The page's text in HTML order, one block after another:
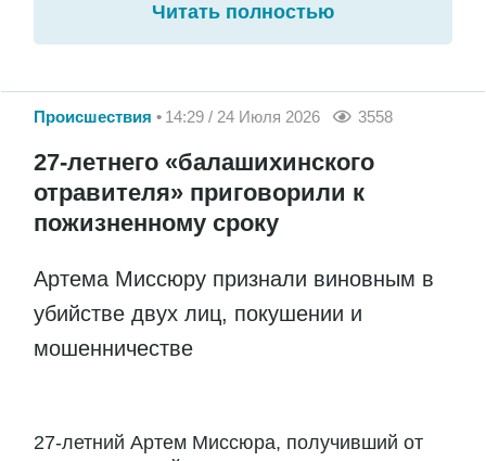
Читать полностью
Происшествия 14:29 / 24 Июля 2026 3558
27-летнего «балашихинского
отравителя» приговорили к
пожизненному сроку
Артема Миссюру признали виновным в
убийстве двух лиц, покушении и
мошенничестве
27-летний Артем Миссюра, получивший от